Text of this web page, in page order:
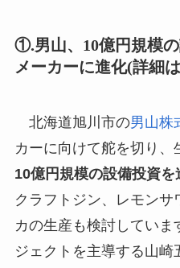
①.男山、10億円規模
メーカーに進化(詳細は
北海道旭川市の男山株
カーに向けて舵を切り、
10億円規模の設備投資を
クラフトジン、レモンサ
カの生産も検討していま
ジェクトを主導する山崎